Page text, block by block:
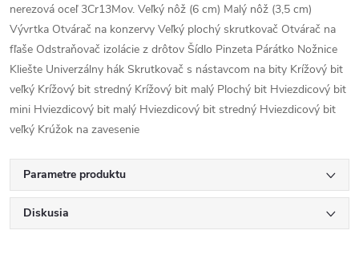
nerezová oceľ 3Cr13Mov. Veľký nôž (6 cm) Malý nôž (3,5 cm)
Vývrtka Otvárač na konzervy Veľký plochý skrutkovač Otvárač na
fľaše Odstraňovač izolácie z drôtov Šídlo Pinzeta Párátko Nožnice
Kliešte Univerzálny hák Skrutkovač s nástavcom na bity Krížový bit
veľký Krížový bit stredný Krížový bit malý Plochý bit Hviezdicový bit
mini Hviezdicový bit malý Hviezdicový bit stredný Hviezdicový bit
veľký Krúžok na zavesenie
Parametre produktu
Diskusia